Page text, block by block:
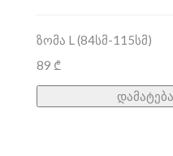
ზომა L (84სმ-115სმ)
89 ₾
დამატება